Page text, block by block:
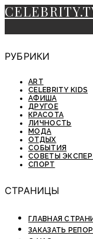
РУБРИКИ
ART
CELEBRITY KIDS
АФИША
ДРУГОЕ
КРАСОТА
ЛИЧНОСТЬ
МОДА
ОТДЫХ
СОБЫТИЯ
СОВЕТЫ
СПОРТ
СТРАНИЦЫ
ГЛАВНАЯ
ЗАКАЗАТЬ